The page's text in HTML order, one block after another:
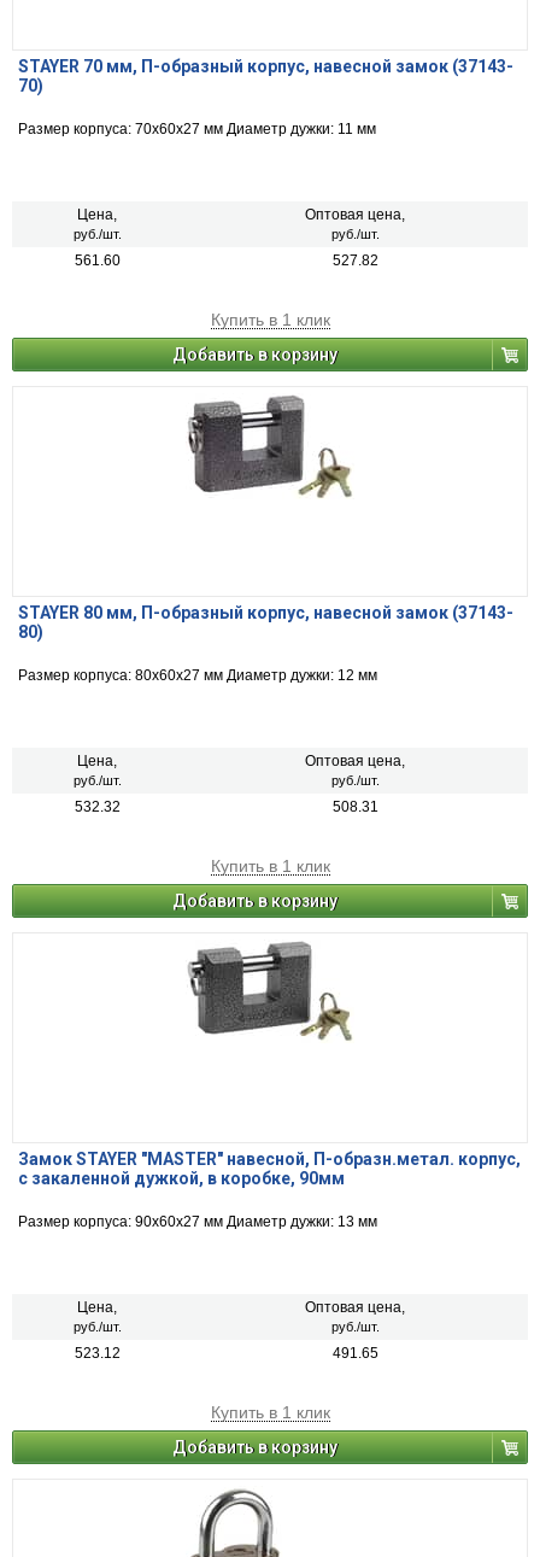
STAYER 70 мм, П-образный корпус, навесной замок (37143-
70)
Размер корпуса: 70x60x27 мм Диаметр дужки: 11 мм
Цена,
руб./шт.
Оптовая цена,
руб./шт.
561.60 527.82
Купить в 1 клик
Добавить в корзину
STAYER 80 мм, П-образный корпус, навесной замок (37143-
80)
Размер корпуса: 80х60х27 мм Диаметр дужки: 12 мм
Цена,
руб./шт.
Оптовая цена,
руб./шт.
532.32 508.31
Купить в 1 клик
Добавить в корзину
Замок STAYER "MASTER" навесной, П-образн.метал. корпус,
с закаленной дужкой, в коробке, 90мм
Размер корпуса: 90x60x27 мм Диаметр дужки: 13 мм
Цена,
руб./шт.
Оптовая цена,
руб./шт.
523.12 491.65
Купить в 1 клик
Добавить в корзину